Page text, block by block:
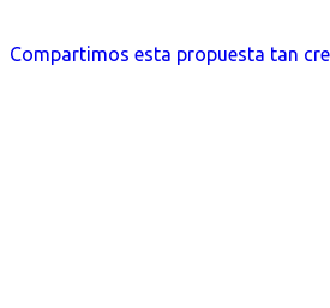
Compartimos esta propuesta tan